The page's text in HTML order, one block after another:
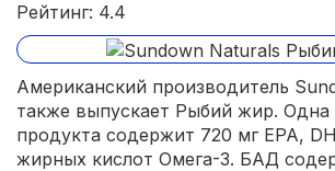
Рейтинг: 4.4
Американский производитель
также выпускает Рыбий жир. Одна
продукта содержит 720 мг EPA,
жирных кислот Омега-3. БАД